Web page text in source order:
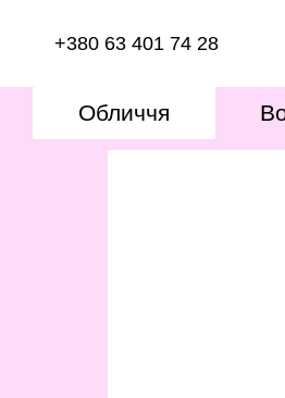
+380 63 401 74 28
Обличчя